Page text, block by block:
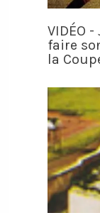
VIDÉO
faire
la